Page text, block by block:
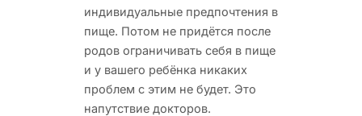
индивидуальные предпочтения в
пище. Потом не придётся после
родов ограничивать себя в пище
и у вашего ребёнка никаких
проблем с этим не будет. Это
напутствие докторов.